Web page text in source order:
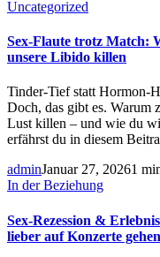
Uncategorized
Sex-Flaute trotz Match:
unsere Libido killen
Tinder-Tief statt Hormon-
Doch, das gibt es. Warum
Lust killen – und wie du
erfährst du in diesem
adminJanuar 27, 20261
In der Beziehung
Sex-Rezession &
lieber auf Konzerte